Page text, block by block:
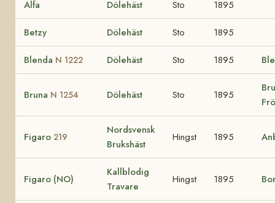
Alfa Dölehäst Sto 1895
Betzy Dölehäst Sto 1895
Blenda N 1222 Dölehäst Sto 1895
Bruna N 1254 Dölehäst Sto 1895
Figaro 219
Nordsvensk
Brukshäst
Hingst 1895
Figaro (NO)
Kallblodig
Travare
Hingst 1895